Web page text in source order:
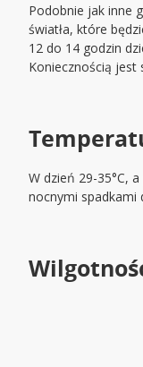
Podobnie jak inne
światła, które
12 do 14 godzin
Koniecznością jest
W dzień 29-35°C,
nocnymi spadkami